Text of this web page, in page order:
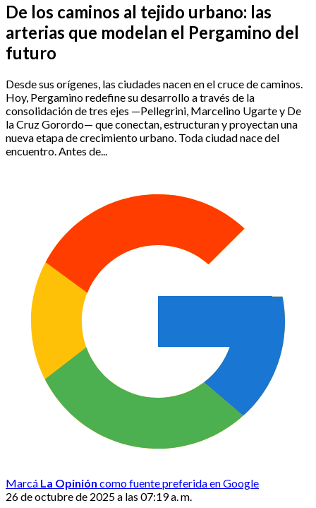
De los caminos al tejido urbano: las
arterias que modelan el Pergamino del
futuro
Desde sus orígenes, las ciudades nacen en el cruce de caminos.
Hoy, Pergamino redefine su desarrollo a través de la
consolidación de tres ejes —Pellegrini, Marcelino Ugarte y De
la Cruz Gorordo— que conectan, estructuran y proyectan una
nueva etapa de crecimiento urbano. Toda ciudad nace del
encuentro. Antes de...
Marcá La Opinión como fuente preferida en Google
26 de octubre de 2025 a las 07:19 a. m.